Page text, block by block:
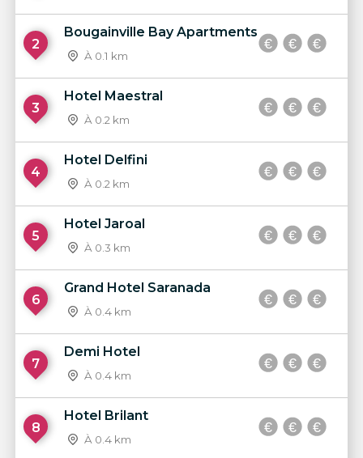
2
Bougainville Bay Apartments
À 0.1 km
3
Hotel Maestral
À 0.2 km
4
Hotel Delfini
À 0.2 km
5
Hotel Jaroal
À 0.3 km
6
Grand Hotel Saranada
À 0.4 km
7
Demi Hotel
À 0.4 km
8
Hotel Brilant
À 0.4 km